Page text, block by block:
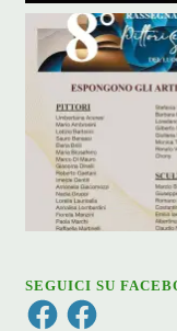
SEGUICI SU
FacebookFacebook